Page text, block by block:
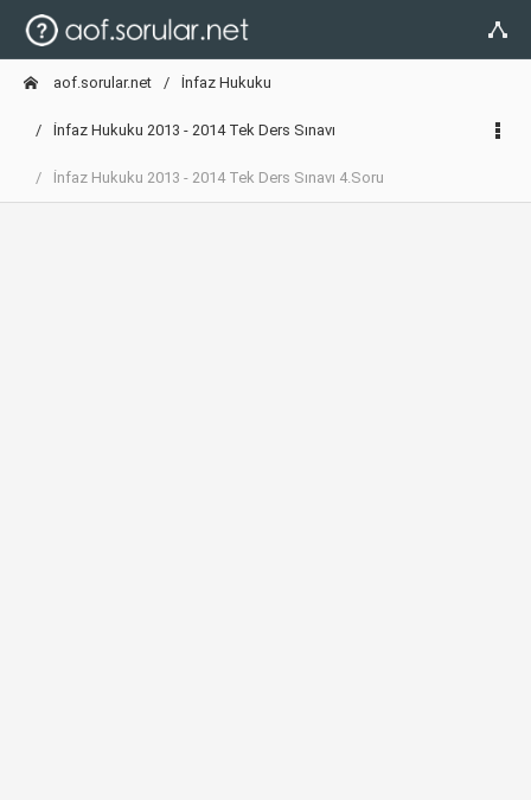
aof.sorular.net İnfaz Hukuku
İnfaz Hukuku 2013 - 2014 Tek Ders Sınavı
İnfaz Hukuku 2013 - 2014 Tek Ders Sınavı 4.Soru